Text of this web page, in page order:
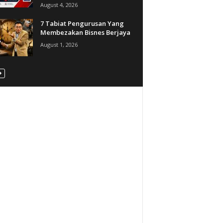
August 4, 2026
7 Tabiat Pengurusan Yang
Membezakan Bisnes Berjaya
August 1, 2026